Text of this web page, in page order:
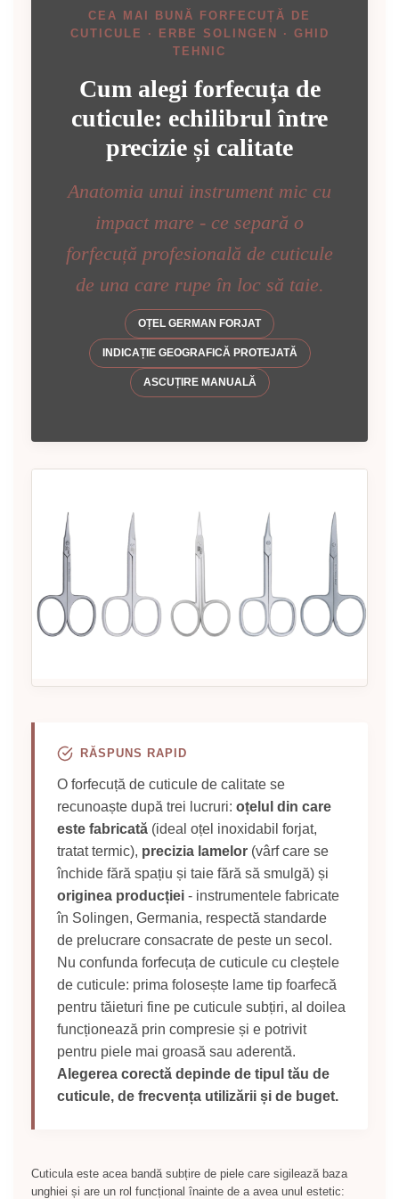
Truse manichiură bărbați
Truse manichiură-pedichiură
CEA MAI BUNĂ FORFECUȚĂ DE
CUTICULE · ERBE SOLINGEN · GHID
TEHNIC
Cum alegi forfecuța de
cuticule: echilibrul între
precizie și calitate
Anatomia unui instrument mic cu
impact mare - ce separă o
forfecuță profesională de cuticule
de una care rupe în loc să taie.
OȚEL GERMAN FORJAT
INDICAȚIE GEOGRAFICĂ PROTEJATĂ
ASCUȚIRE MANUALĂ
RĂSPUNS RAPID
O forfecuță de cuticule de calitate se
recunoaște după trei lucruri: oțelul din care
este fabricată (ideal oțel inoxidabil forjat,
tratat termic), precizia lamelor (vârf care se
închide fără spațiu și taie fără să smulgă) și
originea producției - instrumentele fabricate
în Solingen, Germania, respectă standarde
de prelucrare consacrate de peste un secol.
Nu confunda forfecuța de cuticule cu cleștele
de cuticule: prima folosește lame tip foarfecă
pentru tăieturi fine pe cuticule subțiri, al doilea
funcționează prin compresie și e potrivit
pentru piele mai groasă sau aderentă.
Alegerea corectă depinde de tipul tău de
cuticule, de frecvența utilizării și de buget.
Cuticula este acea bandă subțire de piele care sigilează baza
unghiei și are un rol funcțional înainte de a avea unul estetic: